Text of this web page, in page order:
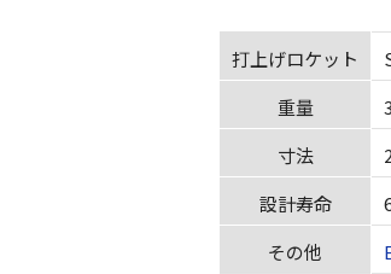
打上げロケット
重量
寸法
設計寿命
その他